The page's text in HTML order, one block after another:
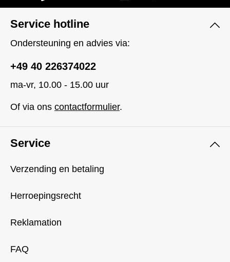
Service hotline
Ondersteuning en advies via:
+49 40 226374022
ma-vr, 10.00 - 15.00 uur
Of via ons contactformulier.
Service
Verzending en betaling
Herroepingsrecht
Reklamation
FAQ